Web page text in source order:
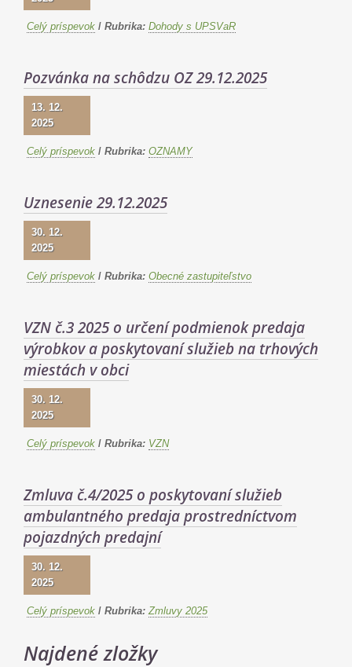
Celý príspevok / Rubrika: Dohody s UPSVaR
Pozvánka na schôdzu OZ 29.12.2025
13. 12.
2025
Celý príspevok / Rubrika: OZNAMY
Uznesenie 29.12.2025
30. 12.
2025
Celý príspevok / Rubrika: Obecné zastupiteľstvo
VZN č.3 2025 o určení podmienok predaja
výrobkov a poskytovaní služieb na trhových
miestách v obci
30. 12.
2025
Celý príspevok / Rubrika: VZN
Zmluva č.4/2025 o poskytovaní služieb
ambulantného predaja prostredníctvom
pojazdných predajní
30. 12.
2025
Celý príspevok / Rubrika: Zmluvy 2025
Najdené zložky